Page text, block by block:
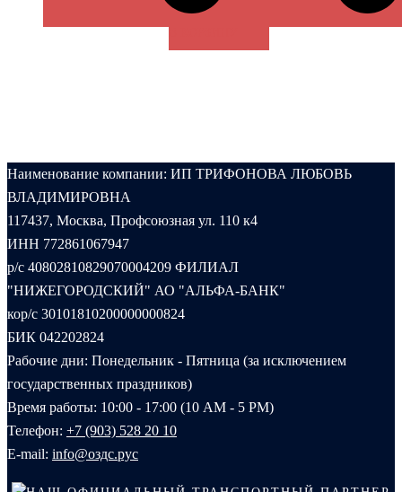
Наименование компании: ИП ТРИФОНОВА ЛЮБОВЬ
ВЛАДИМИРОВНА
117437, Москва, Профсоюзная ул. 110 к4
ИНН 772861067947
р/с 40802810829070004209 ФИЛИАЛ
"НИЖЕГОРОДСКИЙ" АО "АЛЬФА-БАНК"
кор/с 30101810200000000824
БИК 042202824
Рабочие дни: Понедельник - Пятница (за исключением
государственных праздников)
Время работы: 10:00 - 17:00 (10 AM - 5 PM)
Телефон: +7 (903) 528 20 10‬
E-mail: info@оздс.рус